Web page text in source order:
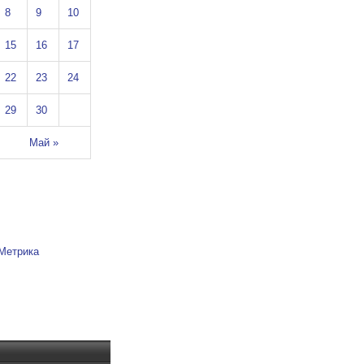
Май »
8 9 10
15 16 17
22 23 24
29 30